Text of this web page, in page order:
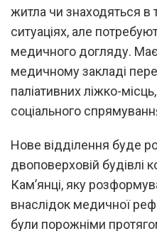
житла чи знаходяться в
ситуаціях, але
медичного догляду.
медичному закладі
паліативних ліжко-
соціального
Нове відділення буде
двоповерховій будівлі
Кам’янці, яку
внаслідок медичної
були порожніми